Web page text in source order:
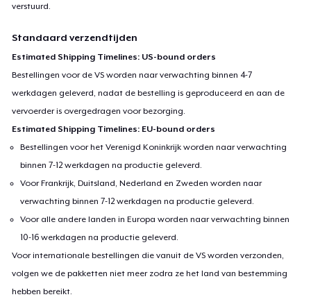
verstuurd.
Standaard verzendtijden
Estimated Shipping Timelines: US-bound orders
Bestellingen voor de VS worden naar verwachting binnen 4-7
werkdagen geleverd, nadat de bestelling is geproduceerd en aan de
vervoerder is overgedragen voor bezorging.
Estimated Shipping Timelines: EU-bound orders
Bestellingen voor het Verenigd Koninkrijk worden naar verwachting
binnen 7-12 werkdagen na productie geleverd.
Voor Frankrijk, Duitsland, Nederland en Zweden worden naar
verwachting binnen 7-12 werkdagen na productie geleverd.
Voor alle andere landen in Europa worden naar verwachting binnen
10-16 werkdagen na productie geleverd.
Voor internationale bestellingen die vanuit de VS worden verzonden,
volgen we de pakketten niet meer zodra ze het land van bestemming
hebben bereikt.